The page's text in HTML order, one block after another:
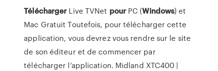
Télécharger Live TVNet pourPC (Windows) et
Mac Gratuit Toutefois, pour télécharger cette
application, vous devrez vous rendre sur le site
de son éditeur et de commencer par
télécharger l’application. Midland XTC400 |